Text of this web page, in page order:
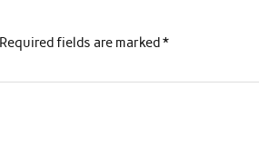
Required fields are marked*